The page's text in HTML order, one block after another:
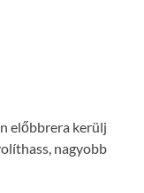
előbbrera kerülj
nagyobb